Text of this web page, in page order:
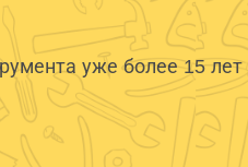
уже более 15 лет